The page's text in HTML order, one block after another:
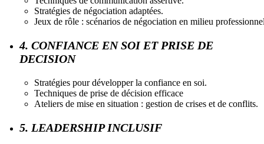
Stratégies de négociation adaptées.
Jeux de rôle : scénarios de négociation en milieu
4. CONFIANCE EN SOI ET PRISE DE
DECISION
Stratégies pour développer la confiance en soi.
Techniques de prise de décision efficace
Ateliers de mise en situation : gestion de crises et de conflits.
5. LEADERSHIP INCLUSIF